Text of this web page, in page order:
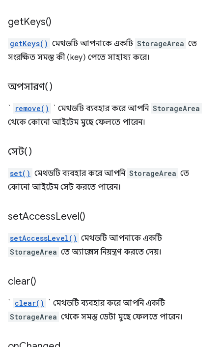
getKeys()
getKeys() মেথডটি আপনাকে একটি StorageArea তে
সংরক্ষিত সমস্ত কী (key) পেতে সাহায্য করে।
অপসারণ()
` remove() ` মেথডটি ব্যবহার করে আপনি StorageArea
থেকে কোনো আইটেম মুছে ফেলতে পারেন।
সেট()
set() মেথডটি ব্যবহার করে আপনি StorageArea তে
কোনো আইটেম সেট করতে পারেন।
setAccessLevel()
setAccessLevel() মেথডটি আপনাকে একটি
StorageArea তে অ্যাক্সেস নিয়ন্ত্রণ করতে দেয়।
clear()
` clear() ` মেথডটি ব্যবহার করে আপনি একটি
StorageArea থেকে সমস্ত ডেটা মুছে ফেলতে পারেন।